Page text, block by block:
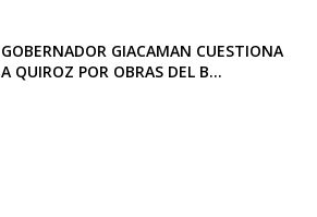
GOBERNADOR GIACAMAN CUESTIONA
A QUIROZ POR OBRAS DEL B...